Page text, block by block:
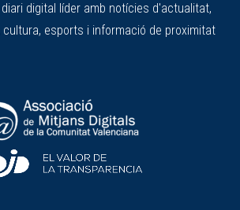
digital líder amb notícies d'actualitat,
esports i informació de proximitat